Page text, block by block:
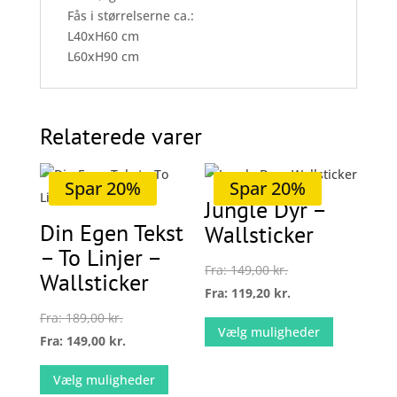
Fås i størrelserne ca.:
L40xH60 cm
L60xH90 cm
Relaterede varer
Spar 20%
Din Egen Tekst
– To Linjer –
Wallsticker
Fra:189,00kr.
Fra: 149,00 kr.
Vælg muligheder
Dette
Spar 20%
Jungle Dyr –
Wallsticker
Fra:149,00kr.
Fra: 119,20 kr.
Vælg muligheder
Dette